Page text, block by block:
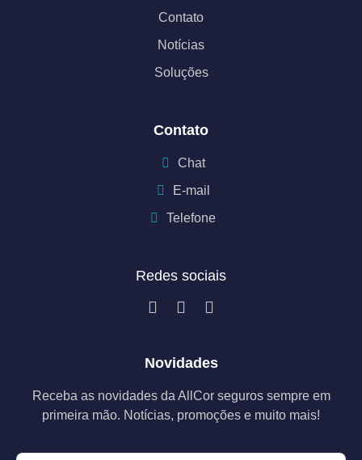
Contato
Notícias
Soluções
Contato
Chat
E-mail
Telefone
Redes sociais
Novidades
Receba as novidades da AllCor seguros sempre em
primeira mão. Notícias, promoções e muito mais!